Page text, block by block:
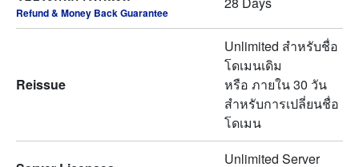
Refund & Money Back Guarantee
Reissue
Unlimited สำหรับชื่อ
โดเมนเดิม
หรือ ภายใน 30 วัน
สำหรับการเปลี่ยนชื่อ
โดเมน
Unlimited Server